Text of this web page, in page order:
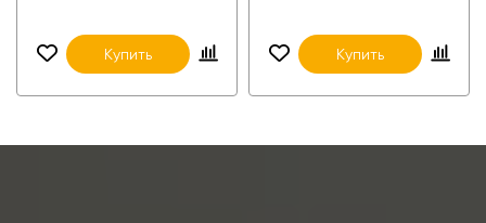
Купить Купить